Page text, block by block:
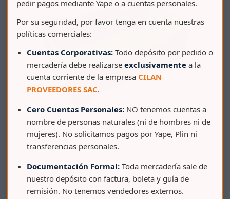
pedir pagos mediante Yape o a cuentas personales.
Por su seguridad, por favor tenga en cuenta nuestras
políticas comerciales:
Cuentas Corporativas: Todo depósito por pedido o
mercadería debe realizarse exclusivamente a la
cuenta corriente de la empresa CILAN
PROVEEDORES SAC.
Cero Cuentas Personales: NO tenemos cuentas a
nombre de personas naturales (ni de hombres ni de
mujeres). No solicitamos pagos por Yape, Plin ni
transferencias personales.
Documentación Formal: Toda mercadería sale de
nuestro depósito con factura, boleta y guía de
remisión. No tenemos vendedores externos.